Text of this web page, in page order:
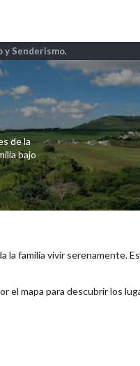
y Senderismo.
de la
bajo
familia vivir serenamente.
el mapa para descubrir los